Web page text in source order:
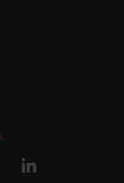
YouTube